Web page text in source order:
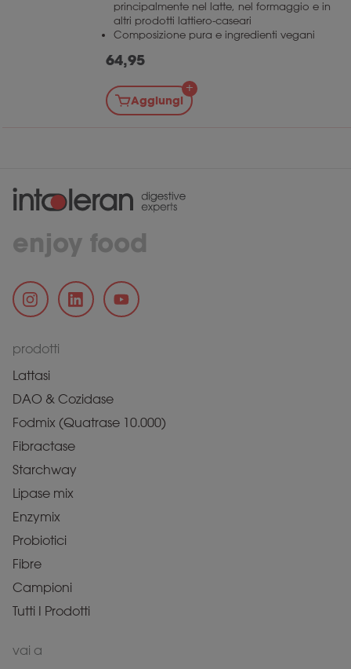
principalmente nel latte, nel formaggio e in
altri prodotti lattiero-caseari
Composizione pura e ingredienti vegani
64,95
Aggiungi
enjoy food
prodotti
Lattasi
DAO & Cozidase
Fodmix (Quatrase 10.000)
Fibractase
Starchway
Lipase mix
Enzymix
Probiotici
Fibre
Campioni
Tutti I Prodotti
vai a